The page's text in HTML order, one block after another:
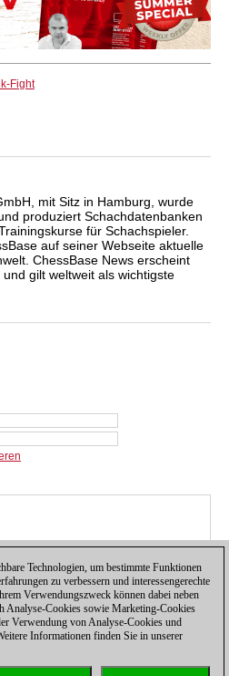
Fight
mit Sitz in Hamburg, wurde
produziert Schachdatenbanken
für Schachspieler.
auf seiner Webseite aktuelle
ChessBase News erscheint
gilt weltweit als wichtigste
Technologien, um bestimmte Funktionen
zu verbessern und interessengerechte
Verwendungszweck können dabei neben
Analyse-Cookies sowie Marketing-Cookies
Verwendung von Analyse-Cookies und
Informationen finden Sie in unserer